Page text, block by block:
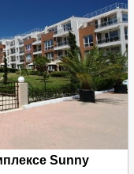
«Акт 16».
Sunny